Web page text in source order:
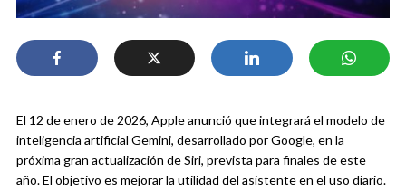
El 12 de enero de 2026, Apple anunció que integrará el modelo de
inteligencia artificial Gemini, desarrollado por Google, en la
próxima gran actualización de Siri, prevista para finales de este
año. El objetivo es mejorar la utilidad del asistente en el uso diario.